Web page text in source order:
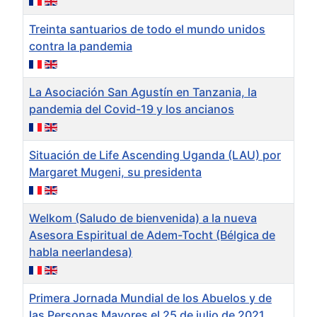
Treinta santuarios de todo el mundo unidos
contra la pandemia
La Asociación San Agustín en Tanzania, la
pandemia del Covid-19 y los ancianos
Situación de Life Ascending Uganda (LAU) por
Margaret Mugeni, su presidenta
Welkom (Saludo de bienvenida) a la nueva
Asesora Espiritual de Adem-Tocht (Bélgica de
habla neerlandesa)
Primera Jornada Mundial de los Abuelos y de